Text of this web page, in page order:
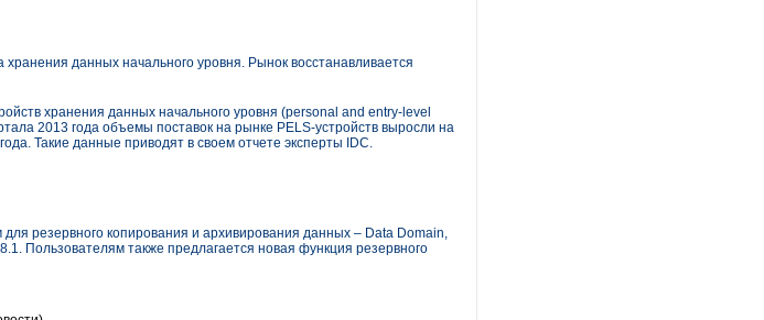
данных начального уровня. Рынок восстанавливается
хранения данных начального уровня (personal and entry-level
2013 года объемы поставок на рынке PELS-устройств выросли на
Такие данные приводят в своем отчете эксперты IDC.
резервного копирования и архивирования данных – Data Domain,
Пользователям также предлагается новая функция резервного